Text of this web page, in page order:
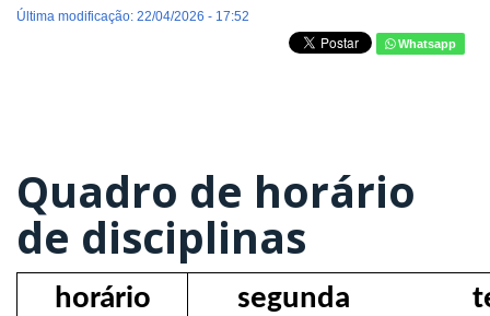
Última modificação: 22/04/2026 - 17:52
Whatsapp
Quadro de horário
de disciplinas
horário segunda